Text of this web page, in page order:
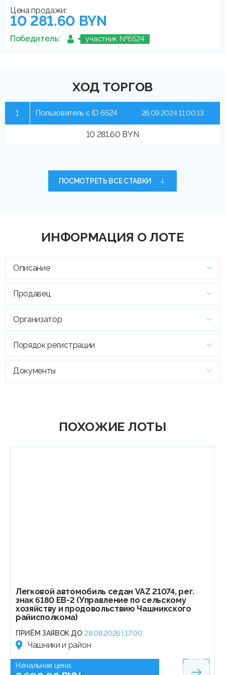
Цена продажи:
10 281.60 BYN
Победитель: участник №6524
ХОД ТОРГОВ
1 Пользователь с ID 6524
10 281.60 BYN
26.09.2024 11:00:13
ПОСМОТРЕТЬ ВСЕ СТАВКИ
ИНФОРМАЦИЯ О ЛОТЕ
Описание
Продавец
Организатор
Порядок регистрации
Документы
ПОХОЖИЕ ЛОТЫ
Легковой автомобиль седан VAZ 21074, рег.
знак 6180 EB-2 (Управление по сельскому
хозяйству и продовольствию Чашникского
райисполкома)
ПРИЁМ ЗАЯВОК ДО 28.08.2026 | 17:00
Чашники и район
Начальная цена: